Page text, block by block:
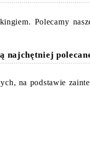
Polecamy
najchętniej
na podstawie